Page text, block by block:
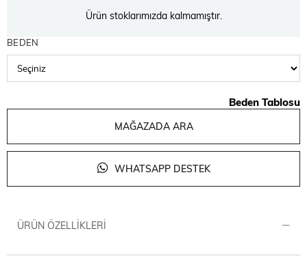
Ürün stoklarımızda kalmamıştır.
BEDEN
Beden Tablosu
MAĞAZADA ARA
WHATSAPP DESTEK
ÜRÜN ÖZELLIKLERI